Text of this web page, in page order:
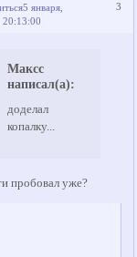
3
5 января,
20:13:00
Максс
написал(а):
доделал
копалку...
пробовал уже?